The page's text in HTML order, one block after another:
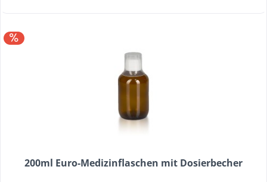
200ml Euro-Medizinflaschen mit Dosierbecher